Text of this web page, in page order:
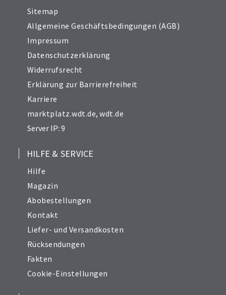
Sitemap
Allgemeine Geschäftsbedingungen (AGB)
Impressum
Datenschutzerklärung
Widerrufsrecht
Erklärung zur Barrierefreiheit
Karriere
marktplatz.wdt.de,wdt.de
Server IP: 9
HILFE & SERVICE
Hilfe
Magazin
Abobestellungen
Kontakt
Liefer- und Versandkosten
Rücksendungen
Fakten
Cookie-Einstellungen